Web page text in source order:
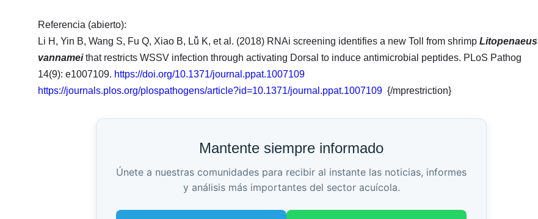
Referencia (abierto):
Li H, Yin B, Wang S, Fu Q, Xiao B, Lǚ K, et al. (2018) RNAi screening identifies a new Toll from shrimp Litopenaeus
vannameithat restricts WSSV infection through activating Dorsal to induce antimicrobial peptides. PLoS Pathog
14(9): e1007109. https://doi.org/10.1371/journal.ppat.1007109
https://journals.plos.org/plospathogens/article?id=10.1371/journal.ppat.1007109 {/mprestriction}
Mantente siempre informado
Únete a nuestras comunidades para recibir al instante las noticias, informes
y análisis más importantes del sector acuícola.